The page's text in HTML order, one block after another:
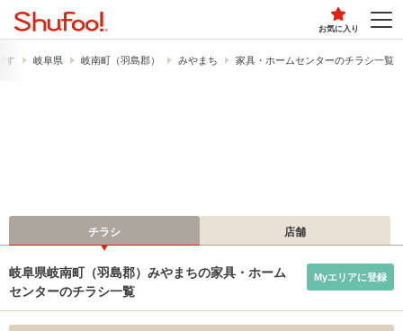
お気に入り
す 岐阜県 岐南町（羽島郡） みやまち 家具・ホームセンターのチラシ一覧
チラシ 店舗
岐阜県岐南町（羽島郡）みやまちの家具・ホーム
センターのチラシ一覧
Myエリアに登録